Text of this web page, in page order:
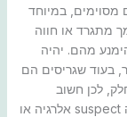
מסוימים, במיוחד
מתגרד או חווה
מהם. יהיה
בעוד שגריסים הם
לכן חשוב
להקשיב לגוף שלך ולנקוט אמצעי זהירות אם אתה suspect אלרגיה או